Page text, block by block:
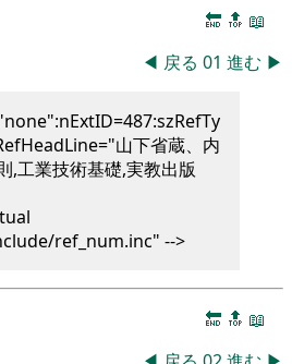
🔚 🔝 📖
◀ 戻る 01 進む ▶
山下省蔵、内
,工業技術基礎,実教出版
ref_num.inc" -->
🔚 🔝 📖